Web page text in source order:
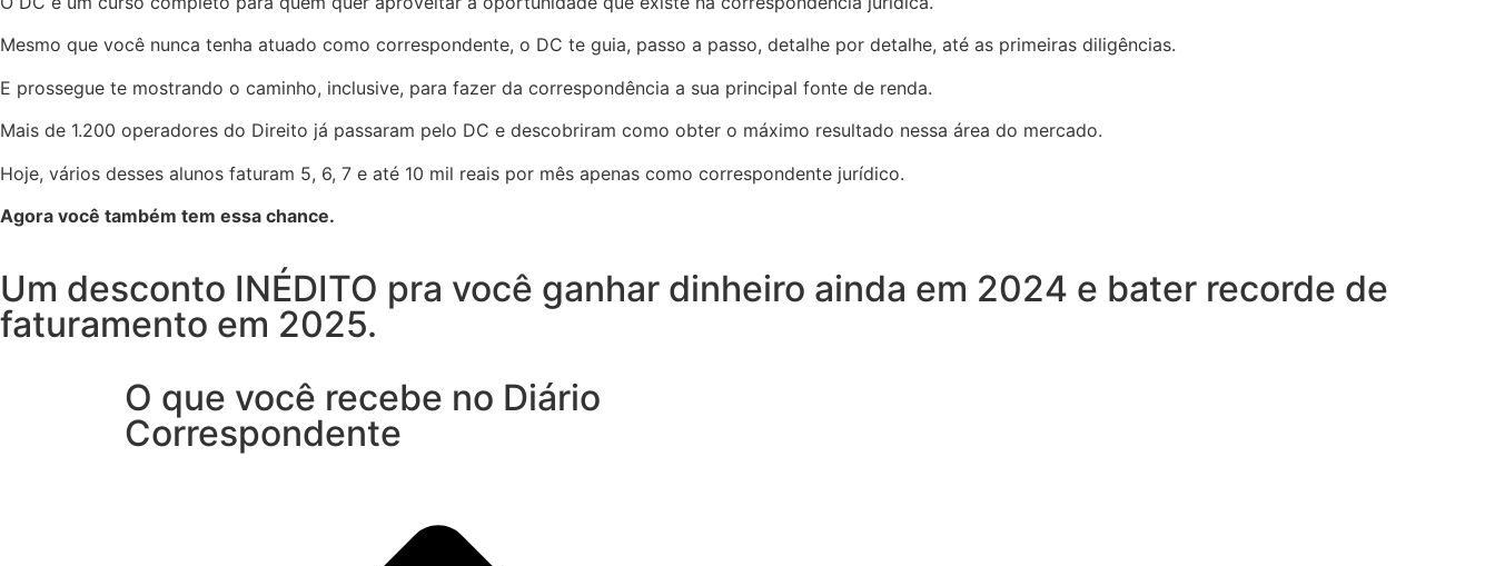
Mesmo que você nunca tenha atuado como correspondente, o DC te guia, passo a passo, detalhe por detalhe, até as primeiras diligências.
E prossegue te mostrando o caminho, inclusive, para fazer da correspondência a sua principal fonte de renda.
Mais de 1.200 operadores do Direito já passaram pelo DC e descobriram como obter o máximo resultado nessa área do mercado.
Hoje, vários desses alunos faturam 5, 6, 7 e até 10 mil reais por mês apenas como correspondente jurídico.
Agora você também tem essa chance.
Um desconto INÉDITO pra você ganhar dinheiro ainda em 2024 e bater recorde de
faturamento em 2025.
O que você recebe no Diário
Correspondente